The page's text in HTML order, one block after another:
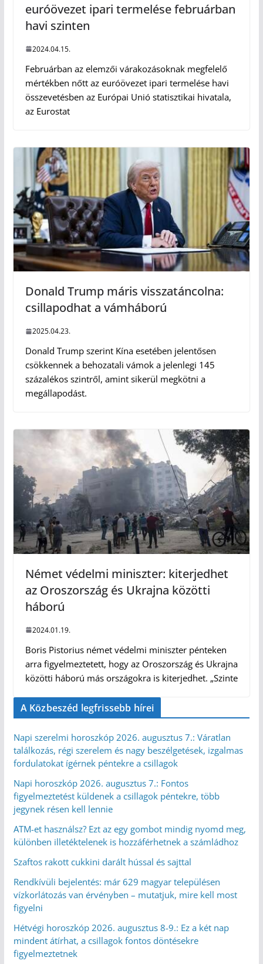
euróövezet ipari termelése februárban
havi szinten
2024.04.15.
Februárban az elemzői várakozásoknak megfelelő
mértékben nőtt az euróövezet ipari termelése havi
összevetésben az Európai Unió statisztikai hivatala,
az Eurostat
Donald Trump máris visszatáncolna:
csillapodhat a vámháború
2025.04.23.
Donald Trump szerint Kína esetében jelentősen
csökkennek a behozatali vámok a jelenlegi 145
százalékos szintről, amint sikerül megkötni a
megállapodást.
Német védelmi miniszter: kiterjedhet
az Oroszország és Ukrajna közötti
háború
2024.01.19.
Boris Pistorius német védelmi miniszter pénteken
arra figyelmeztetett, hogy az Oroszország és Ukrajna
közötti háború más országokra is kiterjedhet. „Szinte
A Közbeszéd legfrissebb hírei
Napi szerelmi horoszkóp 2026. augusztus 7.: Váratlan
találkozás, régi szerelem és nagy beszélgetések, izgalmas
fordulatokat ígérnek péntekre a csillagok
Napi horoszkóp 2026. augusztus 7.: Fontos
figyelmeztetést küldenek a csillagok péntekre, több
jegynek résen kell lennie
ATM-et használsz? Ezt az egy gombot mindig nyomd meg,
különben illetéktelenek is hozzáférhetnek a számládhoz
Szaftos rakott cukkini darált hússal és sajttal
Rendkívüli bejelentés: már 629 magyar településen
vízkorlátozás van érvényben – mutatjuk, mire kell most
figyelni
Hétvégi horoszkóp 2026. augusztus 8-9.: Ez a két nap
mindent átírhat, a csillagok fontos döntésekre
figyelmeztetnek